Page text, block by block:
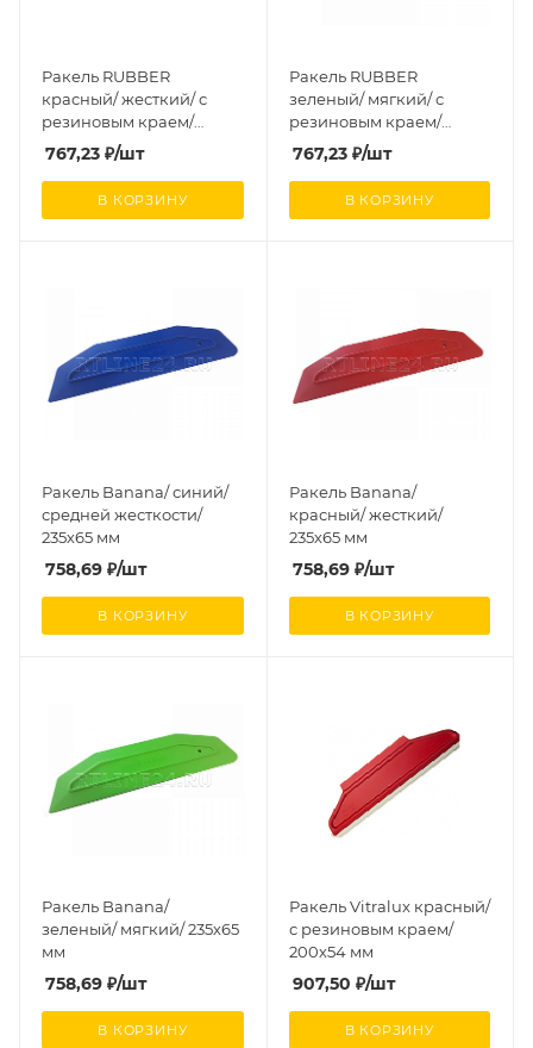
Ракель RUBBER
красный/ жесткий/ с
резиновым краем/
200х60 мм
767,23 ₽/шт
В КОРЗИНУ
Ракель RUBBER
зеленый/ мягкий/ с
резиновым краем/
200х60 мм
767,23₽/шт
В КОРЗИНУ
Ракель Banana/ синий/
средней жесткости/
235х65 мм
758,69 ₽/шт
В КОРЗИНУ
Ракель Banana/
красный/ жесткий/
235х65 мм
758,69₽/шт
В КОРЗИНУ
Ракель Banana/
зеленый/ мягкий/ 235х65
мм
758,69 ₽/шт
В КОРЗИНУ
Ракель Vitralux красный/
с резиновым краем/
200х54 мм
907,50 ₽/шт
В КОРЗИНУ